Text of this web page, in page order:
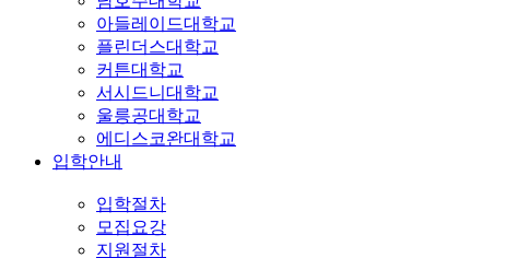
아들레이드대학교
플린더스대학교
커튼대학교
서시드니대학교
울릉공대학교
에디스코완대학교
입학안내
입학절차
모집요강
지원절차